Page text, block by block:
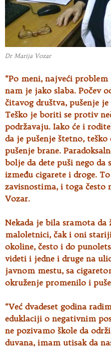
Dr Marija Vozar
“Po meni, najveći
nam je jako slaba. Počev
čitavog društva, pušenje
Teško je boriti se protiv
podržavaju. Iako će i
da je pušenje štetno,
pušenje brane.
bolje da dete puši nego
između cigarete i droge.
zavisnostima, i toga često
Vozar.
Nekada je bila sramota da
maloletnici, čak i oni
okoline, često i do
videti i jedne i druge na
javnom mestu, sa
okruženje promenilo i
“Već dvadeset godina
eduklaciji o negativnim
ne pozivamo škole da
duvana, imam utisak da